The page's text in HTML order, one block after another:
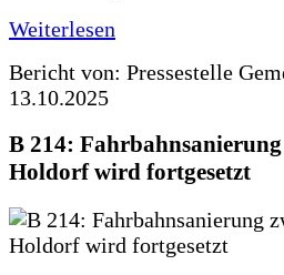
Weiterlesen
Bericht von: Pressestelle
13.10.2025
B 214:
Holdorf wird fortgesetzt